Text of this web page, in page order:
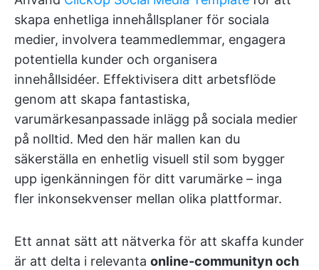
skapa enhetliga innehållsplaner för sociala
medier, involvera teammedlemmar, engagera
potentiella kunder och organisera
innehållsidéer. Effektivisera ditt arbetsflöde
genom att skapa fantastiska,
varumärkesanpassade inlägg på sociala medier
på nolltid. Med den här mallen kan du
säkerställa en enhetlig visuell stil som bygger
upp igenkänningen för ditt varumärke – inga
fler inkonsekvenser mellan olika plattformar.
Ett annat sätt att nätverka för att skaffa kunder
är att delta i relevanta online-communityn och